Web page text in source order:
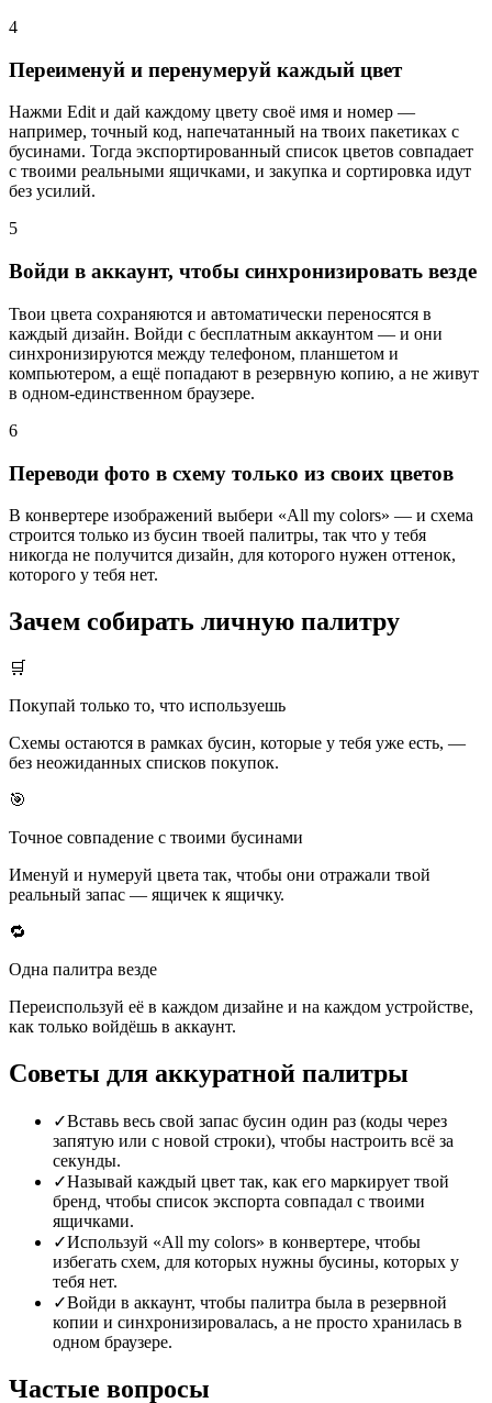
4
Переименуй и перенумеруй каждый цвет
Нажми Edit и дай каждому цвету своё имя и номер —
например, точный код, напечатанный на твоих пакетиках с
бусинами. Тогда экспортированный список цветов совпадает
с твоими реальными ящичками, и закупка и сортировка идут
без усилий.
5
Войди в аккаунт, чтобы синхронизировать везде
Твои цвета сохраняются и автоматически переносятся в
каждый дизайн. Войди с бесплатным аккаунтом — и они
синхронизируются между телефоном, планшетом и
компьютером, а ещё попадают в резервную копию, а не живут
в одном-единственном браузере.
6
Переводи фото в схему только из своих цветов
В конвертере изображений выбери «All my colors» — и схема
строится только из бусин твоей палитры, так что у тебя
никогда не получится дизайн, для которого нужен оттенок,
которого у тебя нет.
Зачем собирать личную палитру
🛒
Покупай только то, что используешь
Схемы остаются в рамках бусин, которые у тебя уже есть, —
без неожиданных списков покупок.
🎯
Точное совпадение с твоими бусинами
Именуй и нумеруй цвета так, чтобы они отражали твой
реальный запас — ящичек к ящичку.
🔁
Одна палитра везде
Переиспользуй её в каждом дизайне и на каждом устройстве,
как только войдёшь в аккаунт.
Советы для аккуратной палитры
✓Вставь весь свой запас бусин один раз (коды через
запятую или с новой строки), чтобы настроить всё за
секунды.
✓Называй каждый цвет так, как его маркирует твой
бренд, чтобы список экспорта совпадал с твоими
ящичками.
✓Используй «All my colors» в конвертере, чтобы
избегать схем, для которых нужны бусины, которых у
тебя нет.
✓Войди в аккаунт, чтобы палитра была в резервной
копии и синхронизировалась, а не просто хранилась в
одном браузере.
Частые вопросы